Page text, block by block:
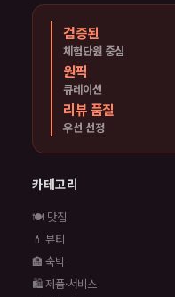
검증된
체험단원 중심
원픽
큐레이션
리뷰 품질
우선 선정
카테고리
🍽️ 맛집
💄 뷰티
🏨 숙박
🛍️ 제품·서비스